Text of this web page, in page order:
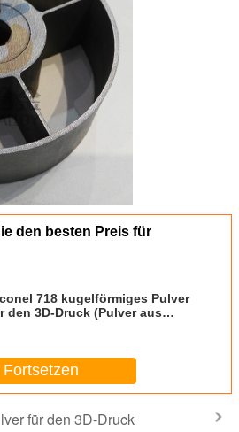
den besten Preis für
718 kugelförmiges Pulver
den 3D-Druck (Pulver aus
Fortsetzen
für den 3D-Druck